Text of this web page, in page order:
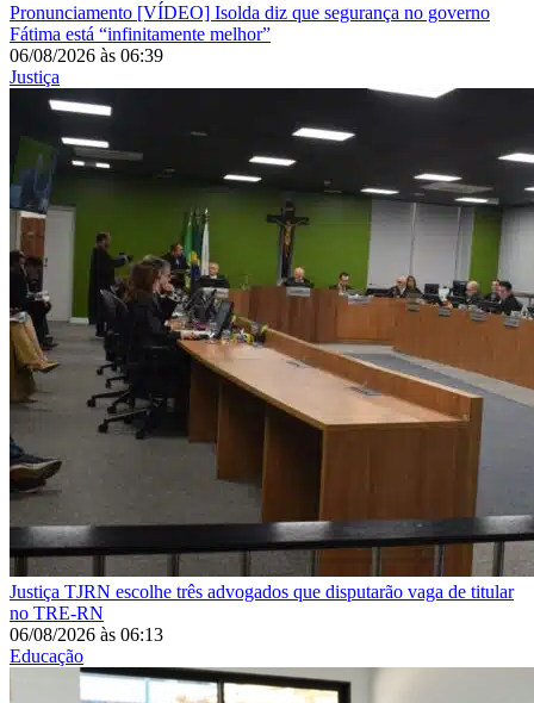
Pronunciamento [VÍDEO] Isolda diz que segurança no governo
Fátima está “infinitamente melhor”
06/08/2026 às 06:39
Justiça
Justiça TJRN escolhe três advogados que disputarão vaga de titular
no TRE-RN
06/08/2026 às 06:13
Educação